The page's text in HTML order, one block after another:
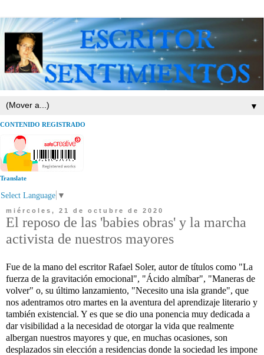
▼
CONTENIDO REGISTRADO
Translate
Select Language ▼
miércoles, 21 de octubre de 2020
El reposo de las 'babies obras' y la marcha
activista de nuestros mayores
Fue de la mano del escritor Rafael Soler, autor de títulos como "La
fuerza de la gravitación emocional", "Ácido almíbar", "Maneras de
volver" o, su último lanzamiento, "Necesito una isla grande", que
nos adentramos otro martes en la aventura del aprendizaje literario y
también existencial. Y es que se dio una ponencia muy dedicada a
dar visibilidad a la necesidad de otorgar la vida que realmente
albergan nuestros mayores y que, en muchas ocasiones, son
desplazados sin elección a residencias donde la sociedad les impone